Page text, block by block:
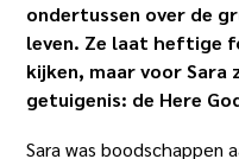
ondertussen over de
leven. Ze laat heftige
kijken, maar voor Sara
getuigenis: de Here
Sara was boodschappen